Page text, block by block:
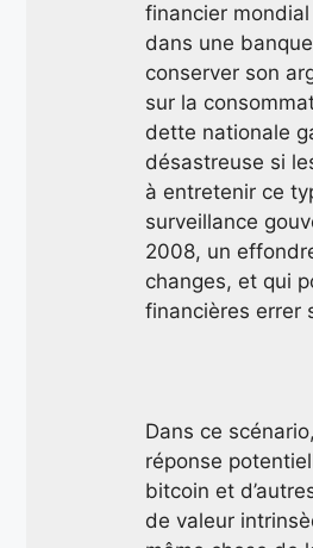
financier
dans une
conserver son
sur la
dette nationale
désastreuse si
à entretenir ce
surveillance
2008, un
changes, et qui
financières errer
Dans ce
réponse
bitcoin et
de valeur